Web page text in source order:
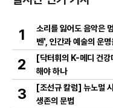
1
소리를 잃어도 음악은
벤', 인간과 예술의 운
2
[닥터휘의 K-메디 건강
해야 하나
3
[조선규 칼럼] 뉴노멀
생존의 문법